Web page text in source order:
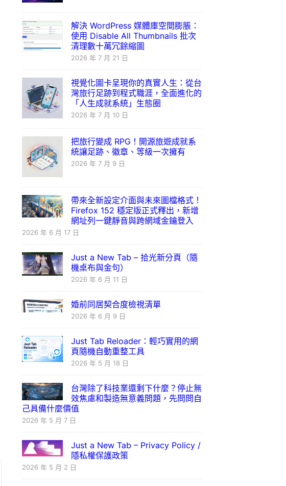
解決 WordPress 媒體庫空間膨脹：
使用 Disable All Thumbnails 批次
清理數十萬冗餘縮圖
2026 年 7 月 21 日
視覺化圖卡呈現你的真實人生：從台
灣旅行足跡到程式職涯，全面進化的
「人生成就系統」生態圈
2026 年 7 月 10 日
把旅行變成 RPG！開源旅遊成就系
統讓足跡、徽章、等級一次擁有
2026 年 7 月 9 日
帶來全新設定介面與未來圖檔格式！
Firefox 152 穩定版正式釋出，新增
網址列一鍵靜音與跨網域金鑰登入
2026 年 6 月 17 日
Just a New Tab – 拾光新分頁（隨
機桌布與金句）
2026 年 6 月 11 日
婚前同居契合度檢視清單
2026 年 6 月 9 日
Just Tab Reloader：輕巧實用的網
頁隨機自動重整工具
2026 年 5 月 18 日
台灣除了科技業還剩下什麼？停止無
效焦慮和製造無意義問題，先問問自
己具備什麼價值
2026 年 5 月 7 日
Just a New Tab – Privacy Policy /
隱私權保護政策
2026 年 5 月 2 日